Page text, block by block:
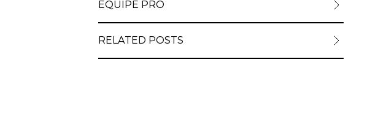
ÉQUIPE PRO
RELATED POSTS